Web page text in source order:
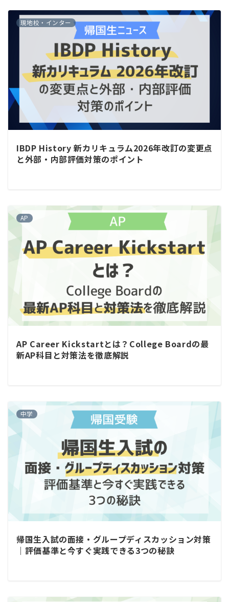
現地校・インター
IBDP History 新カリキュラム2026年改訂の変更点
と外部・内部評価対策のポイント
AP
AP Career Kickstartとは？College Boardの最
新AP科目と対策法を徹底解説
中学
帰国生入試の面接・グループディスカッション対策
｜評価基準と今すぐ実践できる3つの秘訣